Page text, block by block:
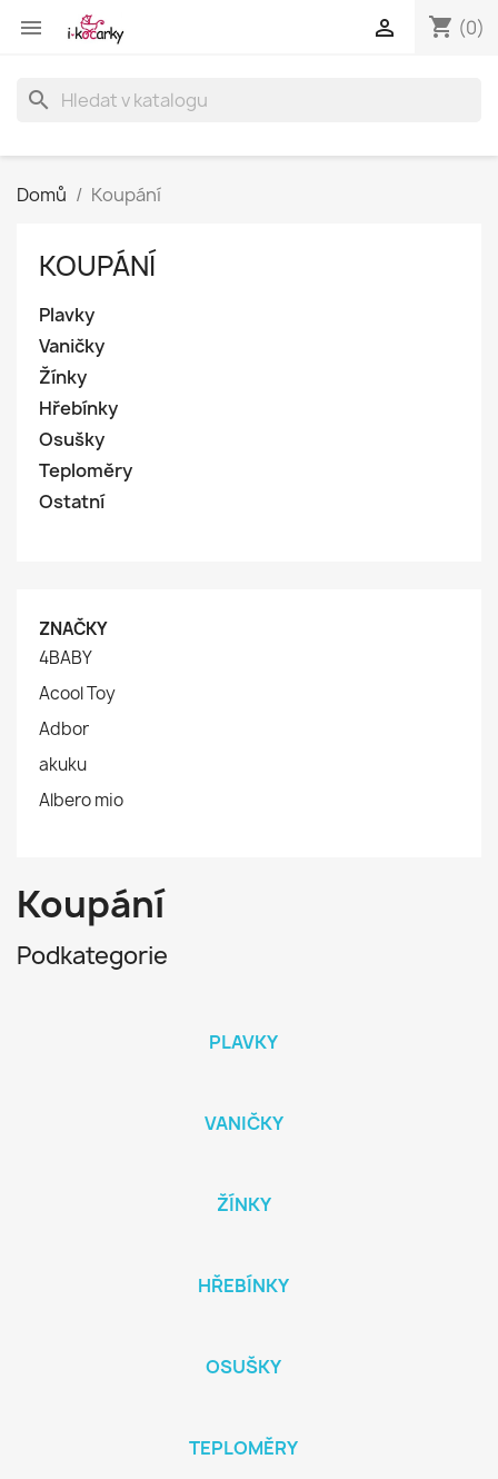
 shopping_cart (0)

search
Domů Koupání
KOUPÁNÍ
Plavky
Vaničky
Žínky
Hřebínky
Osušky
Teploměry
Ostatní
ZNAČKY
4BABY
Acool Toy
Adbor
akuku
Albero mio
Koupání
Podkategorie
PLAVKY
VANIČKY
ŽÍNKY
HŘEBÍNKY
OSUŠKY
TEPLOMĚRY